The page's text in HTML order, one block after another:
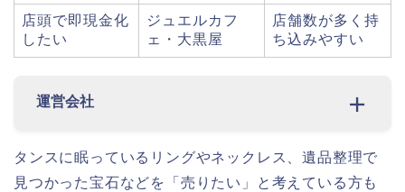
店頭で即現金化
したい
ジュエルカフ
ェ・大黒屋
店舗数が多く持
ち込みやすい
運営会社
タンスに眠っているリングやネックレス、遺品整理で
見つかった宝石などを「売りたい」と考えている方も